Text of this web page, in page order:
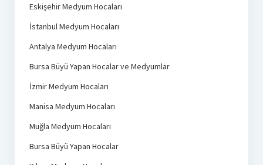
Eskişehir Medyum Hocaları
İstanbul Medyum Hocaları
Antalya Medyum Hocaları
Bursa Büyü Yapan Hocalar ve Medyumlar
İzmir Medyum Hocaları
Manisa Medyum Hocaları
Muğla Medyum Hocaları
Bursa Büyü Yapan Hocalar